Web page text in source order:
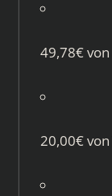
49,78€ von
20,00€ von